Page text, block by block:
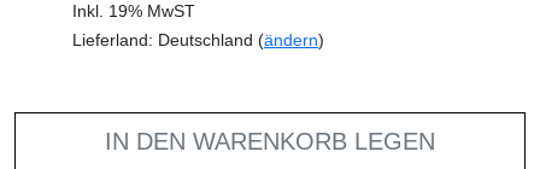
Inkl. 19% MwST
Lieferland: Deutschland (ändern)
IN DEN WARENKORB LEGEN